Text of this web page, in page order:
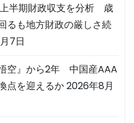
半期財政収支を分析 歳
るも地方財政の厳しさ続
7日
悟空』から2年 中国産AAA
点を迎えるか2026年8月